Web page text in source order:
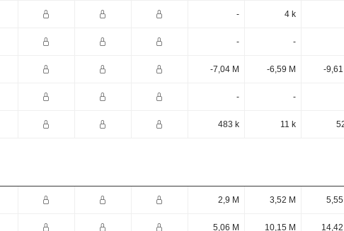
- 4 k
- -
-7,04 M -6,59 M -9,61
- -
483 k 11 k
2,9 M 3,52 M 5,55
5,06 M 10,15 M 14,42